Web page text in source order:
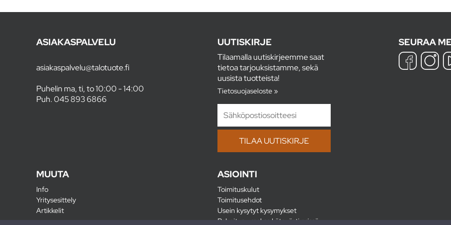
ASIAKASPALVELU
asiakaspalvelu@talotuote.fi
Puhelin ma, ti, to 10:00 - 14:00
Puh.045 893 6866
UUTISKIRJE
Tilaamalla uutiskirjeemme saat
tietoa tarjouksistamme, sekä
uusista tuotteista!
Tietosuojaseloste »
SEURAA
MUUTA
Info
Yritysesittely
Artikkelit
ASIOINTI
Toimituskulut
Toimitusehdot
Usein kysytyt kysymykset
Rahoitus - maksa kätevästi erissä